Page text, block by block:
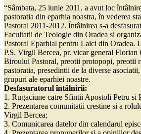
“Sâmbata, 25 iunie 2011, a avut loc
pastoratia din eparhia noastra, în vederea
Pastoral 2011-2012. Întâlnirea s-a
Facultatii de Teologie din Oradea si
Pastoral Eparhial pentru Laici din Oradea.
P.S. Virgil Bercea, pr. vicar general Florian
Biroului Pastoral, preotii protopopi, preotii
pastoratia, presedintii de la diverse
grupuri ale eparhiei noastre.
Desfasuratorul întâlnirii:
1. Rugaciune catre Sfintii Apostoli Petru si
2. Prezentarea comunitatii crestine si a
Virgil Bercea;
3. Comunicarea datelor din calendarul